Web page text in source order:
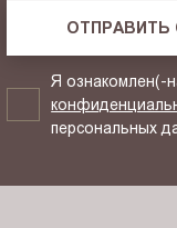
ОТПРАВИТЬ
Я ознакомлен(-
персональных